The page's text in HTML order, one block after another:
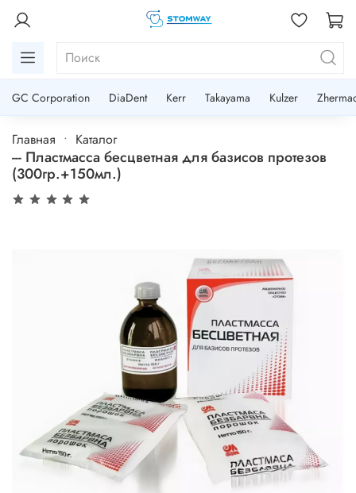
GC Corporation DiaDent Kerr Takayama Kulzer
Главная Каталог
--- Пластмасса бесцветная для базисов протезов
(300гр.+150мл.)